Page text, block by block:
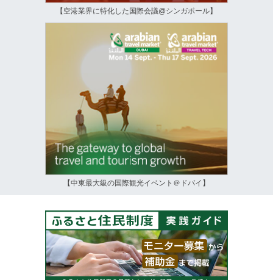
【空港業界に特化した国際会議@シンガポール】
【中東最大級の国際観光イベント＠ドバイ】